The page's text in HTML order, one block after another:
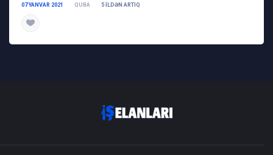
07 YANVAR 2021 QUBA 5 ILDƏN ARTIQ